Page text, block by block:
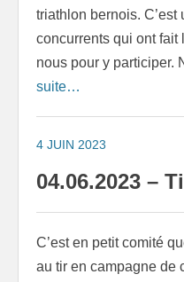
triathlon bernois.
concurrents qui ont fait
nous pour y participer.
suite…
4 JUIN 2023
04.06.2023 –
C’est en petit comité
au tir en campagne de